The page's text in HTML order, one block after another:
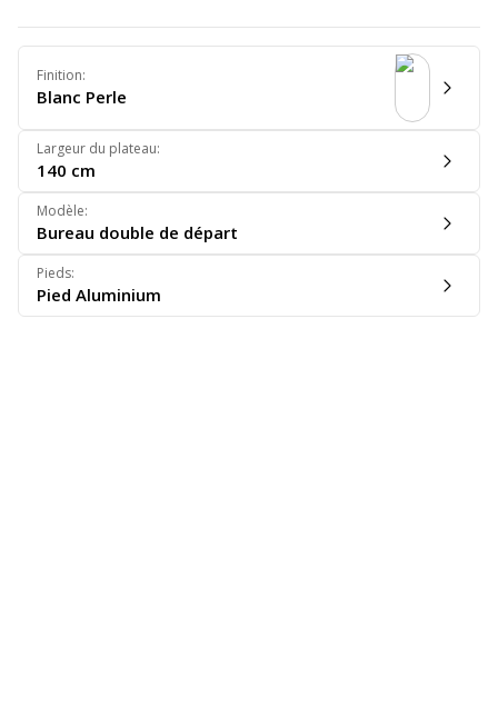
Finition:
Blanc Perle
Largeur du plateau:
140 cm
Modèle:
Bureau double de départ
Pieds:
Pied Aluminium